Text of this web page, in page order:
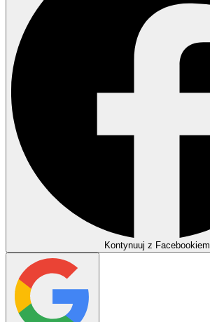
Kontynuuj z Facebookiem